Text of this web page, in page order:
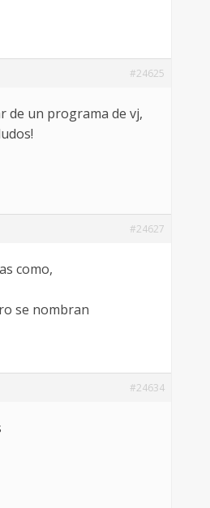
#24625
de un programa de vj,
#24627
como,
se nombran
#24634